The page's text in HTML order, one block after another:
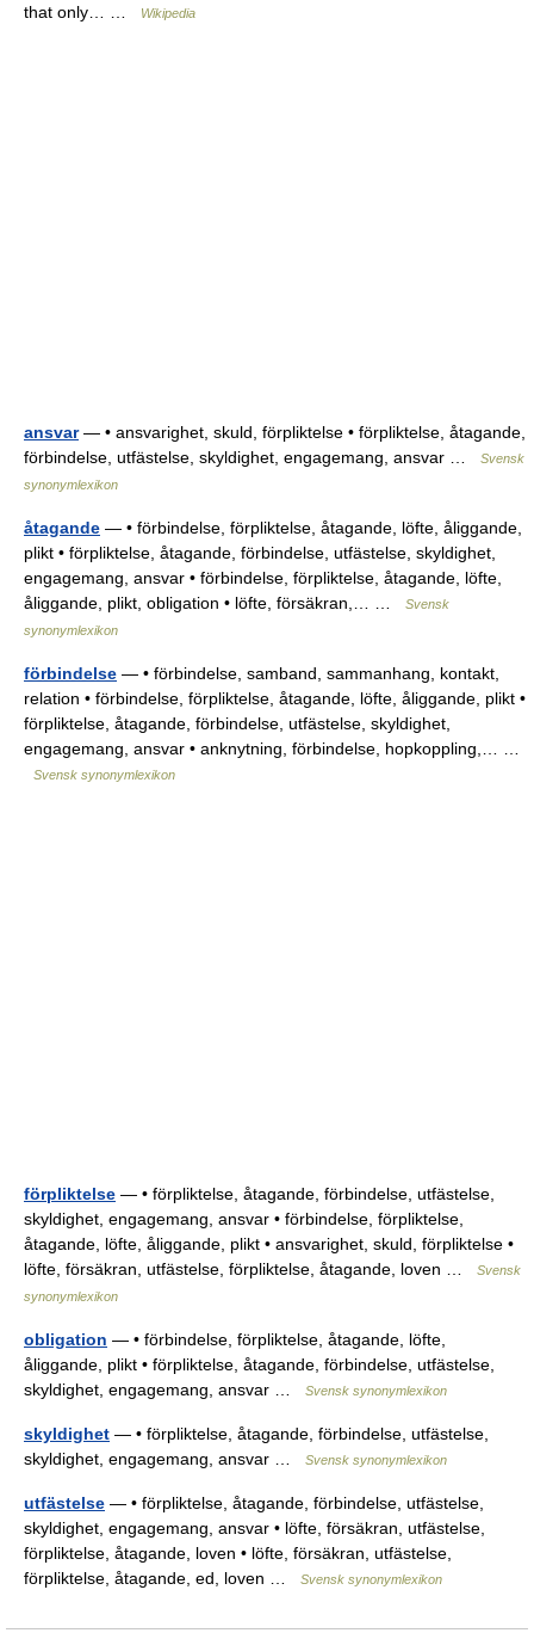
that only… …
Wikipedia
ansvar— • ansvarighet, skuld, förpliktelse • förpliktelse, åtagande,
förbindelse, utfästelse, skyldighet, engagemang, ansvar …
Svensk
synonymlexikon
åtagande — • förbindelse, förpliktelse, åtagande, löfte, åliggande,
plikt • förpliktelse, åtagande, förbindelse, utfästelse, skyldighet,
engagemang, ansvar • förbindelse, förpliktelse, åtagande, löfte,
åliggande, plikt, obligation • löfte, försäkran,… …
Svensk
synonymlexikon
förbindelse — • förbindelse, samband, sammanhang, kontakt,
relation • förbindelse, förpliktelse, åtagande, löfte, åliggande, plikt •
förpliktelse, åtagande, förbindelse, utfästelse, skyldighet,
engagemang, ansvar • anknytning, förbindelse, hopkoppling,… …
Svensk synonymlexikon
förpliktelse — • förpliktelse, åtagande, förbindelse, utfästelse,
skyldighet, engagemang, ansvar • förbindelse, förpliktelse,
åtagande, löfte, åliggande, plikt • ansvarighet, skuld, förpliktelse •
löfte, försäkran, utfästelse, förpliktelse, åtagande, loven …
Svensk
synonymlexikon
obligation — • förbindelse, förpliktelse, åtagande, löfte,
åliggande, plikt • förpliktelse, åtagande, förbindelse, utfästelse,
skyldighet, engagemang, ansvar …
Svensk synonymlexikon
skyldighet — • förpliktelse, åtagande, förbindelse, utfästelse,
skyldighet, engagemang, ansvar …
Svensk synonymlexikon
utfästelse — • förpliktelse, åtagande, förbindelse, utfästelse,
skyldighet, engagemang, ansvar • löfte, försäkran, utfästelse,
förpliktelse, åtagande, loven • löfte, försäkran, utfästelse,
förpliktelse, åtagande, ed, loven …
Svensk synonymlexikon